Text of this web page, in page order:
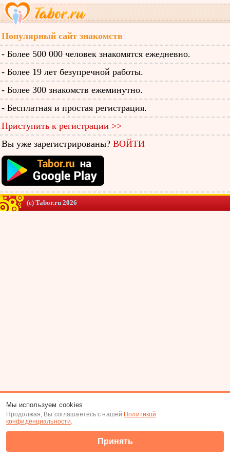
Популярный сайт знакомств
- Более 500 000 человек знакомятся ежедневно.
- Более 19 лет безупречной работы.
- Более 300 знакомств ежеминутно.
- Бесплатная и простая регистрация.
Приступить к регистрации >>
Вы уже зарегистрированы? ВОЙТИ
(c) Tabor.ru 2026
Мы используем cookies
Продолжая, Вы соглашаетесь с нашей Политикой
конфиденциальности.
Принять